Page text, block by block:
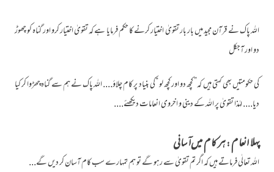
اللہ پاک نے قرآن مجید میں بار بار تقویٰ اختیار کرنے کا حکم فرمایا ہے کہ تقویٰ اختیار کرو اور گناہ کو چھوڑ
دو اور آجکل
کی حکومتیں بھی کہتی ہیں کہ” کچھ دو اور کچھ لو “کی بنیاد پر کام چلاؤ.... اللہ پاک نے ہم سے گناہ چھڑوا کر کیا
دیا.... لہٰذا تقویٰ پر اللہ کے دینی و اخروی انعامات دیکھئے....
پہلا انعام : ہر کام میں آسانی
اللہ تعالٰی فرماتے ہیں کہ اگر تم تقویٰ سے رہو گے تو ہم تمہارے سب کام آسان کر دیں گے...